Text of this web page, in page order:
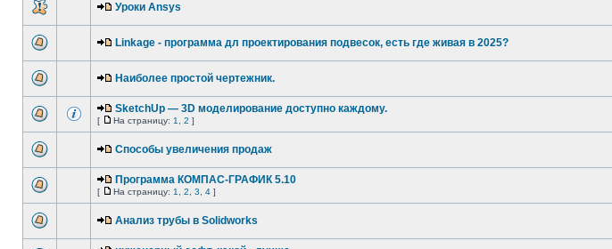
Уроки Ansys
Linkage - программа дл проектирования подвесок, есть где живая в 2025?
Наиболее простой чертежник.
SketchUp — 3D моделирование доступно каждому.
[ На страницу: 1 2 ]
Способы увеличения продаж
Программа КОМПАС-ГРАФИК 5.10
[ На страницу: 1 2 3 4 ]
Анализ трубы в Solidworks